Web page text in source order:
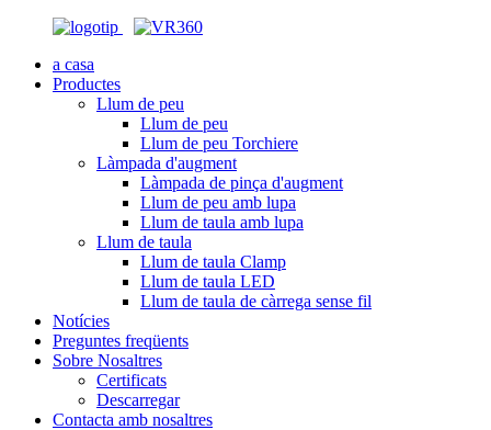
a casa
Productes
Llum de peu
Llum de peu
Llum de peu Torchiere
Làmpada d'augment
Làmpada de pinça d'augment
Llum de peu amb lupa
Llum de taula amb lupa
Llum de taula
Llum de taula Clamp
Llum de taula LED
Llum de taula de càrrega sense fil
Notícies
Preguntes freqüents
Sobre Nosaltres
Certificats
Descarregar
Contacta amb nosaltres